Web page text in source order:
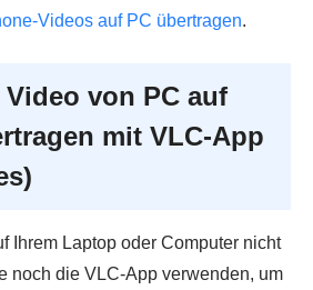
Videos auf PC übertragen.
von PC auf
mit VLC-App
Ihrem Laptop oder Computer nicht
noch die VLC-App verwenden, um